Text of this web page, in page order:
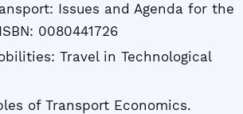
Issues and Agenda for the
0080441726
Travel in Technological
of Transport Economics.